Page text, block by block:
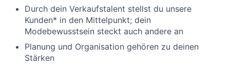
Durch dein Verkaufstalent stellst du unsere
Kunden* in den Mittelpunkt; dein
Modebewusstsein steckt auch andere an
Planung und Organisation gehören zu deinen
Stärken